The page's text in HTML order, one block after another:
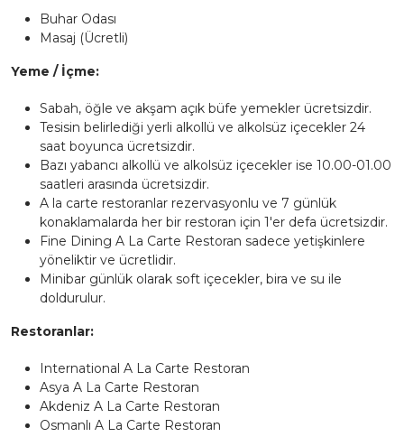
Buhar Odası
Masaj (Ücretli)
Yeme / İçme:
Sabah, öğle ve akşam açık büfe yemekler ücretsizdir.
Tesisin belirlediği yerli alkollü ve alkolsüz içecekler 24
saat boyunca ücretsizdir.
Bazı yabancı alkollü ve alkolsüz içecekler ise 10.00-01.00
saatleri arasında ücretsizdir.
A la carte restoranlar rezervasyonlu ve 7 günlük
konaklamalarda her bir restoran için 1'er defa ücretsizdir.
Fine Dining A La Carte Restoran sadece yetişkinlere
yöneliktir ve ücretlidir.
Minibar günlük olarak soft içecekler, bira ve su ile
doldurulur.
Restoranlar:
International A La Carte Restoran
Asya A La Carte Restoran
Akdeniz A La Carte Restoran
Osmanlı A La Carte Restoran